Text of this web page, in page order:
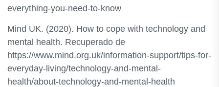
everything-you-need-to-know
Mind UK. (2020). How to cope with technology and
mental health. Recuperado de
https://www.mind.org.uk/information-support/tips-for-
everyday-living/technology-and-mental-
health/about-technology-and-mental-health